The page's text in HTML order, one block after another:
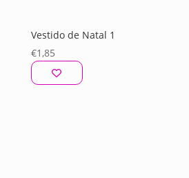
Vestido de Natal 1
€1,85